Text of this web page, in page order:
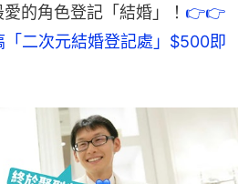
的角色登記「結婚」！ 👉👉
二次元結婚登記處」$500即